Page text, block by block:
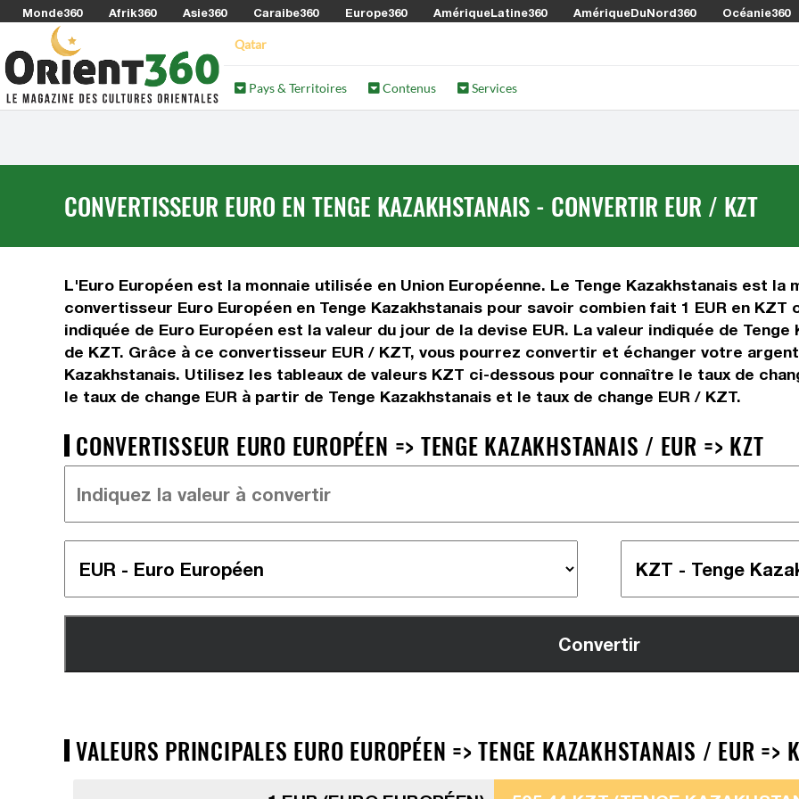
Monde360 Afrik360 Asie360 Caraibe360 Europe360 AmériqueLatine360 AmériqueDuNord360 Océanie360
Qatar
Pays & Territoires Contenus Services
CONVERTISSEUR EURO EN TENGE KAZAKHSTANAIS - CONVERTIR EUR / KZT
L'Euro Européen est la monnaie utilisée en Union Européenne. Le Tenge Kazakhstanais est
convertisseur Euro Européen en Tenge Kazakhstanais pour savoir combien fait 1 EUR en
indiquée de Euro Européen est la valeur du jour de la devise EUR. La valeur indiquée de
de KZT. Grâce à ce convertisseur EUR / KZT, vous pourrez convertir et échanger votre
Kazakhstanais. Utilisez les tableaux de valeurs KZT ci-dessous pour connaître le taux de
le taux de change EUR à partir de Tenge Kazakhstanais et le taux de change EUR / KZT.
CONVERTISSEUR EURO EUROPÉEN => TENGE KAZAKHSTANAIS / EUR => KZT
VALEURS PRINCIPALES EURO EUROPÉEN => TENGE KAZAKHSTANAIS / EUR =>